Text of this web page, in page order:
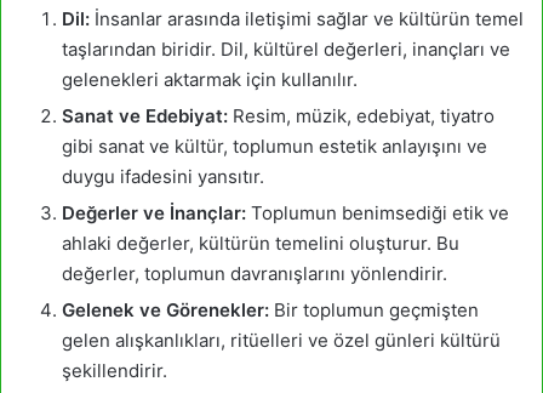
Dil: İnsanlar arasında iletişimi sağlar ve kültürün temel
taşlarından biridir. Dil, kültürel değerleri, inançları ve
gelenekleri aktarmak için kullanılır.
Sanat ve Edebiyat: Resim, müzik, edebiyat, tiyatro
gibi sanat ve kültür, toplumun estetik anlayışını ve
duygu ifadesini yansıtır.
Değerler ve İnançlar: Toplumun benimsediği etik ve
ahlaki değerler, kültürün temelini oluşturur. Bu
değerler, toplumun davranışlarını yönlendirir.
Gelenek ve Görenekler: Bir toplumun geçmişten
gelen alışkanlıkları, ritüelleri ve özel günleri kültürü
şekillendirir.